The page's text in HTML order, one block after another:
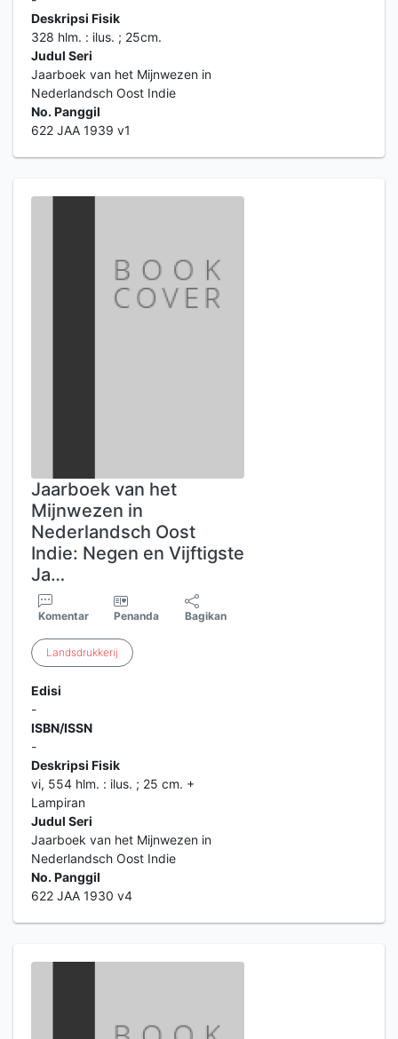
Deskripsi Fisik
328 hlm. : ilus. ; 25cm.
Judul Seri
Jaarboek van het Mijnwezen in
Nederlandsch Oost Indie
No. Panggil
622 JAA 1939 v1
Jaarboek van het
Mijnwezen in
Nederlandsch Oost
Indie: Negen en Vijftigste
Ja…
Komentar Penanda Bagikan
Landsdrukkerij
Edisi
-
ISBN/ISSN
-
Deskripsi Fisik
vi, 554 hlm. : ilus. ; 25 cm. +
Lampiran
Judul Seri
Jaarboek van het Mijnwezen in
Nederlandsch Oost Indie
No. Panggil
622 JAA 1930 v4